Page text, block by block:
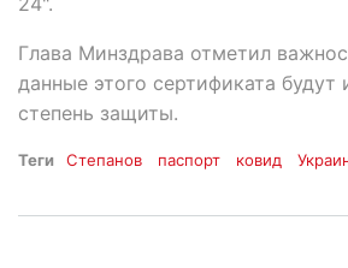
Глава Минздрава отметил
данные этого сертификата
степень защиты.
Теги Степанов паспорт ковид